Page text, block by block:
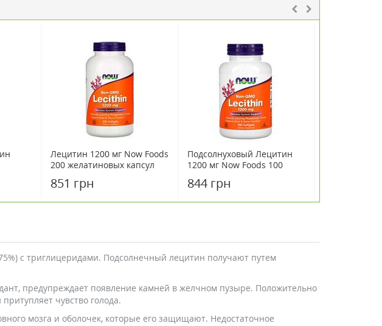
Лецитин 1200 мг Now Foods
200 желатиновых капсул
851 грн
Подсолнуховый Лецитин
1200 мг Now Foods 100
844 грн
с триглицеридами. Подсолнечный лецитин получают путем
предупреждает появление камней в желчном пузыре. Положительно
чувство голода.
мозга и оболочек, которые его защищают. Недостаточное